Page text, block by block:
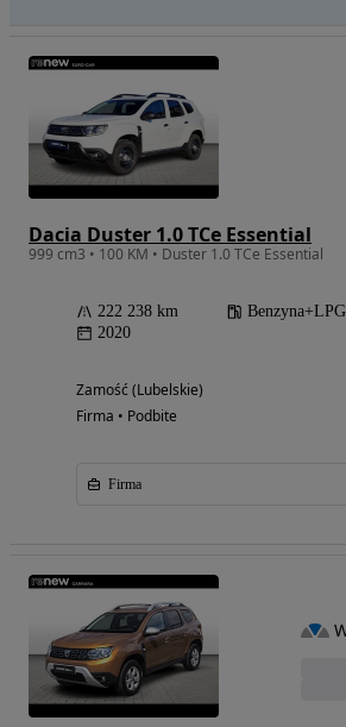
Dacia Duster 1.0 TCe Essential
999 cm3 • 100 KM • Duster 1.0 TCe Essential
222 238 km Benzyna+LPG
2020
Zamość (Lubelskie)
Firma • Podbite
Firma